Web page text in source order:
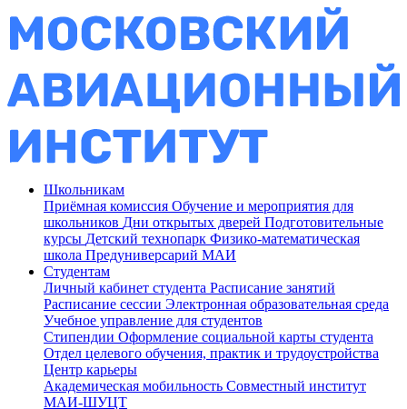
Школьникам
Приёмная комиссия Обучение и мероприятия для
школьников Дни открытых дверей Подготовительные
курсы Детский технопарк Физико-математическая
школа Предуниверсарий МАИ
Студентам
Личный кабинет студента Расписание занятий
Расписание сессии Электронная образовательная среда
Учебное управление для студентов
Стипендии Оформление социальной карты студента
Отдел целевого обучения, практик и трудоустройства
Центр карьеры
Академическая мобильность Совместный институт
МАИ-ШУЦТ